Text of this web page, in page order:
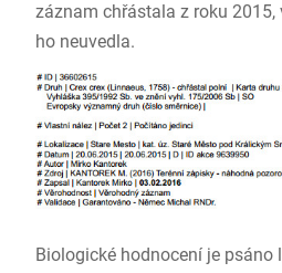
záznam chřástala z roku 2015,
ho neuvedla.
Biologické hodnocení je psáno